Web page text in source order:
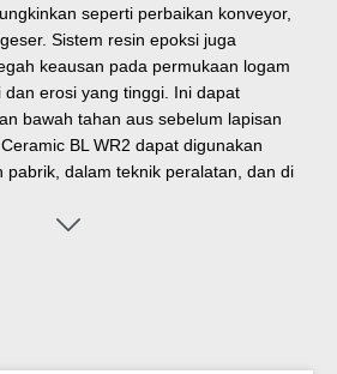
seperti perbaikan konveyor,
Sistem resin epoksi juga
keausan pada permukaan logam
erosi yang tinggi. Ini dapat
bawah tahan aus sebelum lapisan
BL WR2 dapat digunakan
pabrik, dalam teknik peralatan, dan di